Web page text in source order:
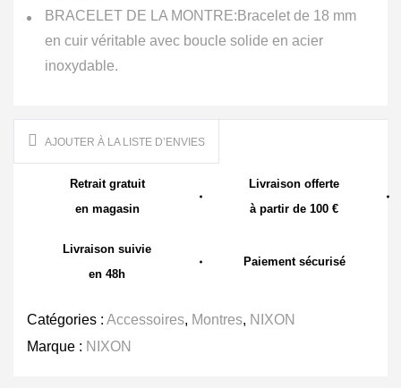
BRACELET DE LA MONTRE: Bracelet de 18 mm
en cuir véritable avec boucle solide en acier
inoxydable.
AJOUTER À LA LISTE D’ENVIES
Retrait gratuit
en magasin
Livraison offerte
à partir de 100 €
Livraison suivie
en 48h
Paiement sécurisé
Catégories : Accessoires, Montres, NIXON
Marque : NIXON